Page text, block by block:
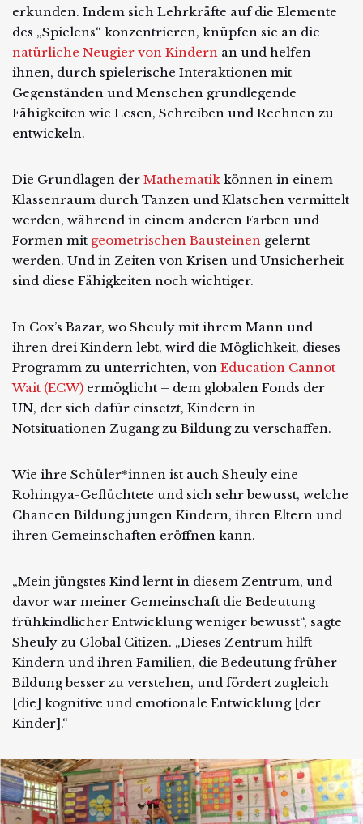
erkunden. Indem sich Lehrkräfte auf die Elemente
des „Spielens“ konzentrieren, knüpfen sie an die
natürliche Neugier von Kindern an und helfen
ihnen, durch spielerische Interaktionen mit
Gegenständen und Menschen grundlegende
Fähigkeiten wie Lesen, Schreiben und Rechnen zu
entwickeln.
Die Grundlagen der Mathematik können in einem
Klassenraum durch Tanzen und Klatschen vermittelt
werden, während in einem anderen Farben und
Formen mit geometrischen Bausteinen gelernt
werden. Und in Zeiten von Krisen und Unsicherheit
sind diese Fähigkeiten noch wichtiger.
In Cox’s Bazar, wo Sheuly mit ihrem Mann und
ihren drei Kindern lebt, wird die Möglichkeit, dieses
Programm zu unterrichten, von Education Cannot
Wait (ECW) ermöglicht – dem globalen Fonds der
UN, der sich dafür einsetzt, Kindern in
Notsituationen Zugang zu Bildung zu verschaffen.
Wie ihre Schüler*innen ist auch Sheuly eine
Rohingya-Geflüchtete und sich sehr bewusst, welche
Chancen Bildung jungen Kindern, ihren Eltern und
ihren Gemeinschaften eröffnen kann.
„Mein jüngstes Kind lernt in diesem Zentrum, und
davor war meiner Gemeinschaft die Bedeutung
frühkindlicher Entwicklung weniger bewusst“, sagte
Sheuly zu Global Citizen. „Dieses Zentrum hilft
Kindern und ihren Familien, die Bedeutung früher
Bildung besser zu verstehen, und fördert zugleich
[die] kognitive und emotionale Entwicklung [der
Kinder].“